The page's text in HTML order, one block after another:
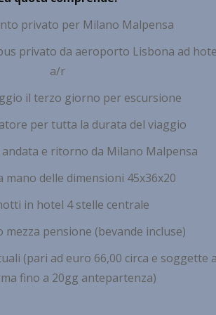
privato per Milano Malpensa
privato da aeroporto Lisbona ad hotel a/r
il terzo giorno per escursione
fino a 20gg antepartenza)